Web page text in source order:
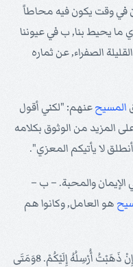
في وقت يكون فيه محاطاً
ما يحيط بنا, ب في عيوننا
الصفراء, عن ثماره
المسيحعنهم: "لكني أقول
المزيد من الوثوق بكلامه
الإيمان والمحبة. – ب –
هو العامل, وكانوا هم
لأَنَّهُ إِنْ لَمْ أَنْطَلِقْ لاَ يَأْتِيكُمُ الْمُعَزِّي وَلَكِنْ إِنْ ذَهَبْتُ أُرْسِلُهُ إِلَيْكُمْ. 8وَمَتَى